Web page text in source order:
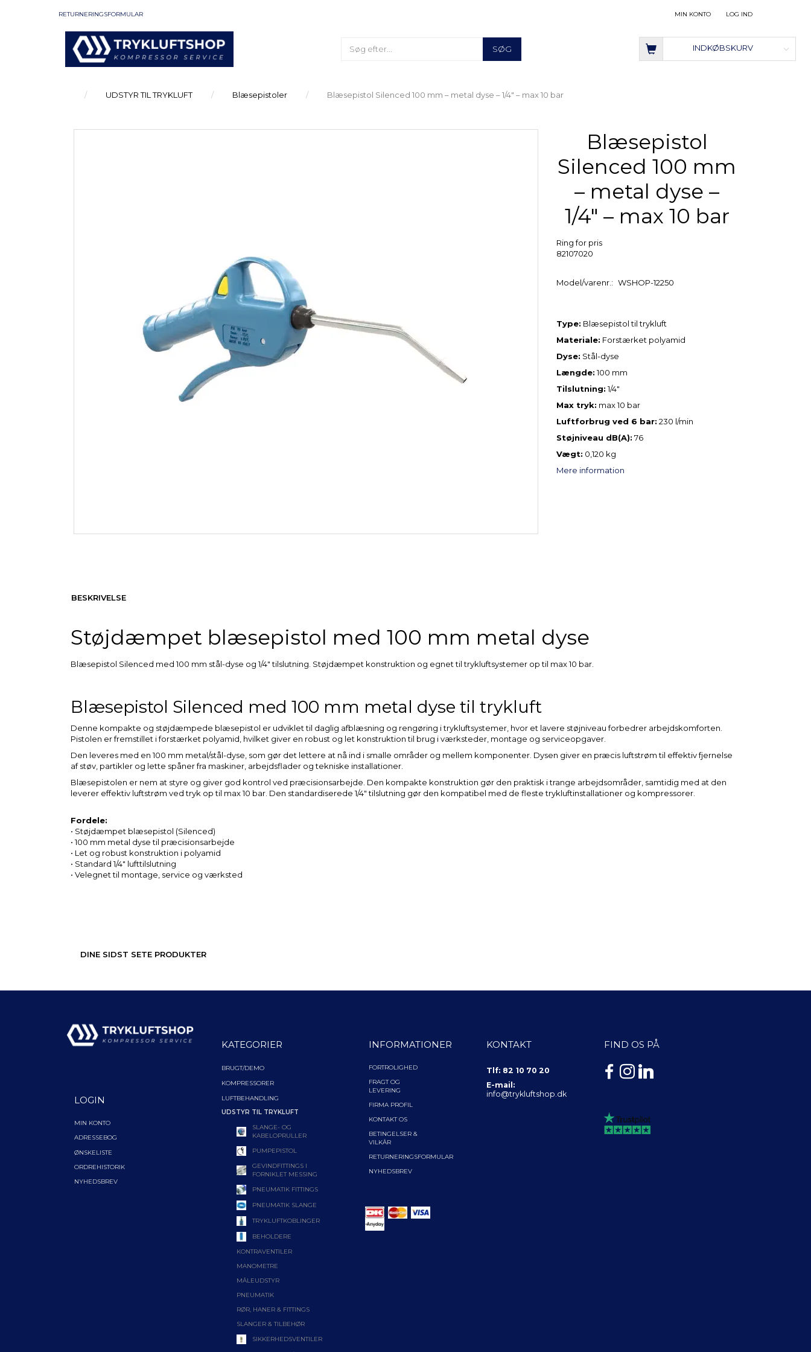
LOG IND
MIN KONTO
RETURNERINGSFORMULAR
SØG INDKØBSKURV
UDSTYR TIL TRYKLUFT Blæsepistoler Blæsepistol Silenced 100 mm – metal dyse – 1/4" – max 10 bar
Blæsepistol
Silenced 100 mm
– metal dyse –
1/4" – max 10 bar
Ring for pris
82107020
Model/varenr.: WSHOP-12250
Type: Blæsepistol til trykluft
Materiale: Forstærket polyamid
Dyse: Stål-dyse
Længde:100 mm
Tilslutning:1/4"
Max tryk: max 10 bar
Luftforbrug ved 6 bar: 230 l/min
Støjniveau dB(A): 76
Vægt: 0,120 kg
Mere information
BESKRIVELSE
Støjdæmpet blæsepistol med 100 mm metal dyse
Blæsepistol Silenced med 100 mm stål-dyse og 1/4" tilslutning. Støjdæmpet konstruktion og egnet til trykluftsystemer op til max 10 bar.
Blæsepistol Silenced med 100 mm metal dyse til trykluft
Denne kompakte og støjdæmpede blæsepistol er udviklet til daglig afblæsning og rengøring i trykluftsystemer, hvor et lavere støjniveau forbedrer arbejdskomforten.
Pistolen er fremstillet i forstærket polyamid, hvilket giver en robust og let konstruktion til brug i værksteder, montage og serviceopgaver.
Den leveres med en 100 mm metal/stål-dyse, som gør det lettere at nå ind i smalle områder og mellem komponenter. Dysen giver en præcis luftstrøm til effektiv fjernelse
af støv, partikler og lette spåner fra maskiner, arbejdsflader og tekniske installationer.
Blæsepistolen er nem at styre og giver god kontrol ved præcisionsarbejde. Den kompakte konstruktion gør den praktisk i trange arbejdsområder, samtidig med at den
leverer effektiv luftstrøm ved tryk op til max 10 bar. Den standardiserede 1/4" tilslutning gør den kompatibel med de fleste trykluftinstallationer og kompressorer.
Fordele:
• Støjdæmpet blæsepistol (Silenced)
• 100 mm metal dyse til præcisionsarbejde
• Let og robust konstruktion i polyamid
• Standard 1/4" lufttilslutning
• Velegnet til montage, service og værksted
DINE SIDST SETE PRODUKTER
LOGIN
MIN KONTO
ADRESSEBOG
ØNSKELISTE
ORDREHISTORIK
NYHEDSBREV
KATEGORIER
BRUGT/DEMO
KOMPRESSORER
LUFTBEHANDLING
UDSTYR TIL TRYKLUFT
SLANGE- OG
KABELOPRULLER
PUMPEPISTOL
GEVINDFITTINGS I
FORNIKLET MESSING
PNEUMATIK FITTINGS
PNEUMATIK SLANGE
TRYKLUFTKOBLINGER
BEHOLDERE
KONTRAVENTILER
MANOMETRE
MÅLEUDSTYR
PNEUMATIK
RØR, HANER & FITTINGS
SLANGER & TILBEHØR
SIKKERHEDSVENTILER
INFORMATIONER
FORTROLIGHED
FRAGT OG
LEVERING
FIRMA PROFIL
KONTAKT OS
BETINGELSER &
VILKÅR
RETURNERINGSFORMULAR
NYHEDSBREV
KONTAKT
Tlf: 82 10 70 20
E-mail:
info@trykluftshop.dk
FIND OS PÅ